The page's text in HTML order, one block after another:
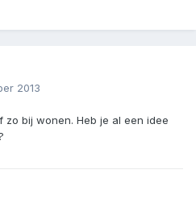
2013
bij wonen. Heb je al een idee